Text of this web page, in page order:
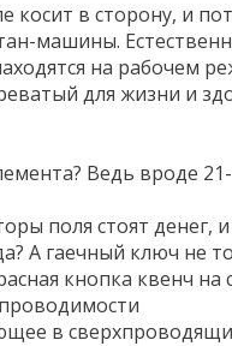
в сторону, и
машины.
на рабочем
для жизни и
Ведь вроде
поля стоят
А гаечный ключ
кнопка квенч
в